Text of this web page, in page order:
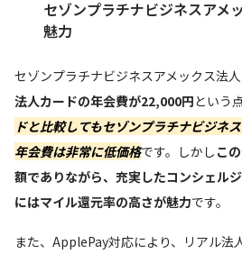
セゾンプラチナビジネスアメ
魅力
セゾンプラチナビジネスアメックス法
法人カードの年会費が22,000円という
ドと比較してもセゾンプラチナビジネ
年会費は非常に低価格です。しかし こ
額でありながら、充実したコンシェル
にはマイル還元率の高さが魅力です。
また、ApplePay対応により、リアル法